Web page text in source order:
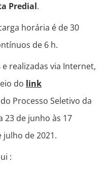
Predial.
horária é de 30
de 6 h.
e realizadas via Internet,
do link
Processo Seletivo da
23 de junho às 17
julho de 2021.
: